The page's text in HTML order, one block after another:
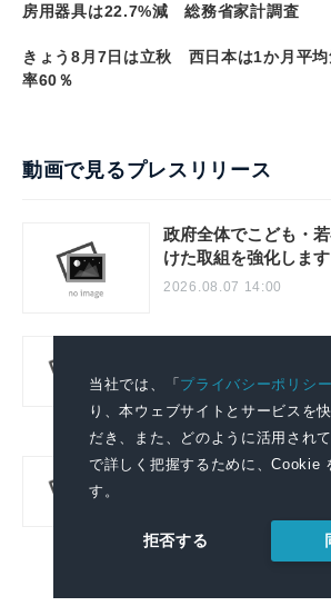
当社では、「プライバシーポリシー
り、本ウェブサイトとサービスを
だき、また、どのように活用され
で詳しく把握するために、Cookie
す。
拒否する
房用器具は22.7%減 総務省家計調査
きょう8月7日は立秋 西日本は1か月平均
率60％
動画で見るプレスリリース
政府全体でこども・
けた取組を強化します
2026.08.07 14:00
トサービス」篇を公開
AIで組織の改善点を見抜
2026.08.06 11:04